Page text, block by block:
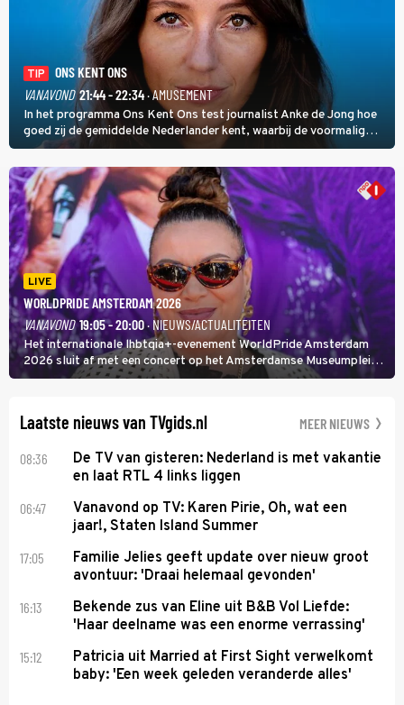
TIP
ONS KENT ONS
VANAVOND 21:44 - 22:34· AMUSEMENT
In het programma Ons Kent Ons test journalist Anke de Jong hoe
goed zij de gemiddelde Nederlander kent, waarbij de voormalig
hoofdredacteur van modebladen Glamour en Elle het samen met
rapper Keizer opneemt tegen Edson da Graça en Marc-Marie
Huijbregts.
LIVE
WORLDPRIDE AMSTERDAM 2026
VANAVOND 19:05 - 20:00· NIEUWS/ACTUALITEITEN
Het internationale lhbtqia+-evenement WorldPride Amsterdam
2026 sluit af met een concert op het Amsterdamse Museumplein.
Anita Doth is een van de optredende artiesten. In de jaren 90
Laatste nieuws van TVgids.nl MEER NIEUWS
08:36
De TV van gisteren: Nederland is met vakantie
en laat RTL 4 links liggen
06:47
Vanavond op TV: Karen Pirie, Oh, wat een
jaar!, Staten Island Summer
17:05
Familie Jelies geeft update over nieuw groot
avontuur: 'Draai helemaal gevonden'
16:13
Bekende zus van Eline uit B&B Vol Liefde:
'Haar deelname was een enorme verrassing'
15:12
Patricia uit Married at First Sight verwelkomt
baby: 'Een week geleden veranderde alles'